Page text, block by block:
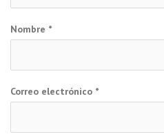
Nombre *
Correo electrónico *